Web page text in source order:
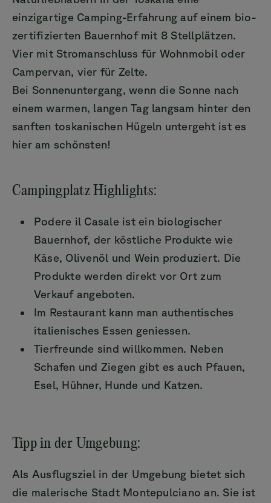
einzigartige Camping-Erfahrung auf einem bio-
zertifizierten Bauernhof mit 8 Stellplätzen.
Vier mit Stromanschluss für Wohnmobil oder
Campervan, vier für Zelte.
Bei Sonnenuntergang, wenn die Sonne nach
einem warmen, langen Tag langsam hinter den
sanften toskanischen Hügeln untergeht ist es
hier am schönsten!
Campingplatz Highlights:
Podere il Casale ist ein biologischer
Bauernhof, der köstliche Produkte wie
Käse, Olivenöl und Wein produziert. Die
Produkte werden direkt vor Ort zum
Verkauf angeboten.
Im Restaurant kann man authentisches
italienisches Essen geniessen.
Tierfreunde sind willkommen. Neben
Schafen und Ziegen gibt es auch Pfauen,
Esel, Hühner, Hunde und Katzen.
Tipp in der Umgebung:
Als Ausflugsziel in der Umgebung bietet sich
die malerische Stadt Montepulciano an. Sie ist